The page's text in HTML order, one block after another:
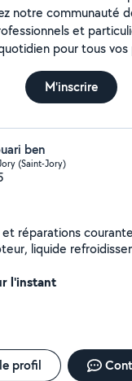
notre communauté
et
pour tous vos
M'inscrire
ben
(Saint-Jory)
courantes - vidange
liquide
- changement
meuble, et
l'instant
profil